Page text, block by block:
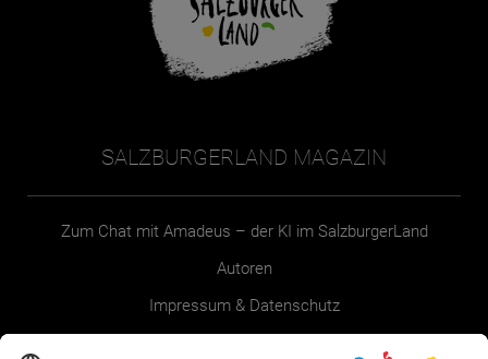
SALZBURGERLAND MAGAZIN
Zum Chat mit Amadeus – der KI im SalzburgerLand
Autoren
Impressum & Datenschutz